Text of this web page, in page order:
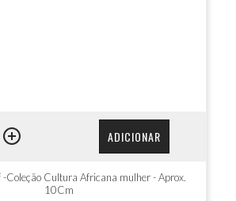
ADICIONAR
Coleção Cultura Africana mulher - Aprox.
10Cm